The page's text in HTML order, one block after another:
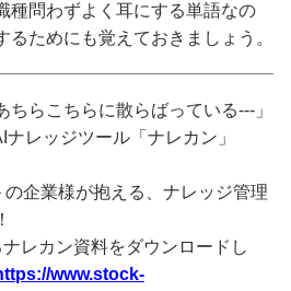
種問わずよく耳にする単語なの
るためにも覚えておきましょう。
ちらこちらに散らばっている---」
ナレッジツール「ナレカン」
の企業様が抱える、ナレッジ管理
レカン資料をダウンロードし
www.stock-